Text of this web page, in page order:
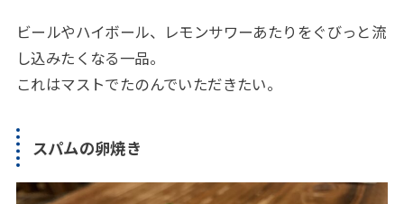
ビールやハイボール、レモンサワーあたりをぐびっと流
し込みたくなる一品。
これはマストでたのんでいただきたい。
スパムの卵焼き